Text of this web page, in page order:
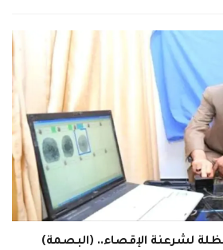
لشرعنة الإقصاء.. (البصمة)